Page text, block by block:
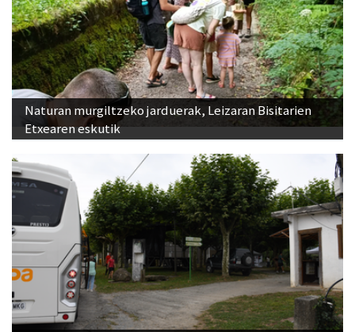
Naturan murgiltzeko jarduerak, Leizaran Bisitarien
Etxearen eskutik